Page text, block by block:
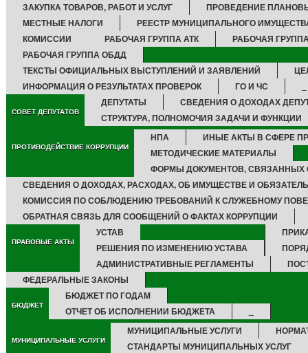
ЗАКУПКА ТОВАРОВ, РАБОТ И УСЛУГ
ПРОВЕДЕНИЕ
МЕСТНЫЕ НАЛОГИ
РЕЕСТР МУНИЦИПАЛЬНОГО
КОМИССИИ
РАБОЧАЯ ГРУППА АТК
РАБОЧАЯ
РАБОЧАЯ ГРУППА ОБДД
ТЕКСТЫ ОФИЦИАЛЬНЫХ ВЫСТУПЛЕНИЙ И ЗАЯВЛЕНИЙ
ИНФОРМАЦИЯ О РЕЗУЛЬТАТАХ ПРОВЕРОК
ГО И ЧС
СОВЕТ ДЕПУТАТОВ
ДЕПУТАТЫ
СВЕДЕНИЯ О ДОХОДАХ
СТРУКТУРА, ПОЛНОМОЧИЯ ЗАДАЧИ И ФУНКЦИИ
ПРОТИВОДЕЙСТВИЕ КОРРУПЦИИ
НПА
ИНЫЕ АКТЫ В СФЕРЕ
МЕТОДИЧЕСКИЕ МАТЕРИАЛЫ
ФОРМЫ ДОКУМЕНТОВ, СВЯЗАННЫХ
СВЕДЕНИЯ О ДОХОДАХ, РАСХОДАХ, ОБ ИМУЩЕСТВЕ И
КОМИССИЯ ПО СОБЛЮДЕНИЮ ТРЕБОВАНИЙ К СЛУЖЕБНОМУ
ОБРАТНАЯ СВЯЗЬ ДЛЯ СООБЩЕНИЙ О ФАКТАХ КОРРУПЦИИ
ПРАВОВЫЕ АКТЫ
УСТАВ
РЕШЕНИЯ ПО ИЗМЕНЕНИЮ УСТАВА
АДМИНИСТРАТИВНЫЕ РЕГЛАМЕНТЫ
ФЕДЕРАЛЬНЫЕ ЗАКОНЫ
БЮДЖЕТ
БЮДЖЕТ ПО ГОДАМ
ОТЧЕТ ОБ ИСПОЛНЕНИИ БЮДЖЕТА
МУНИЦИПАЛЬНЫЕ УСЛУГИ
МУНИЦИПАЛЬНЫЕ УСЛУГИ
СТАНДАРТЫ МУНИЦИПАЛЬНЫХ УСЛУГ